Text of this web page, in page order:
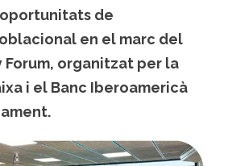
de
en el marc del
Forum, organitzat per la
i el Banc Iberoamericà